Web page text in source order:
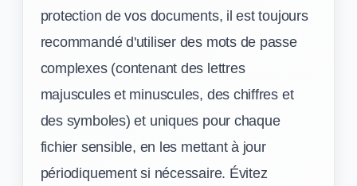
protection de vos documents, il est toujours
recommandé d'utiliser des mots de passe
complexes (contenant des lettres
majuscules et minuscules, des chiffres et
des symboles) et uniques pour chaque
fichier sensible, en les mettant à jour
périodiquement si nécessaire. Évitez